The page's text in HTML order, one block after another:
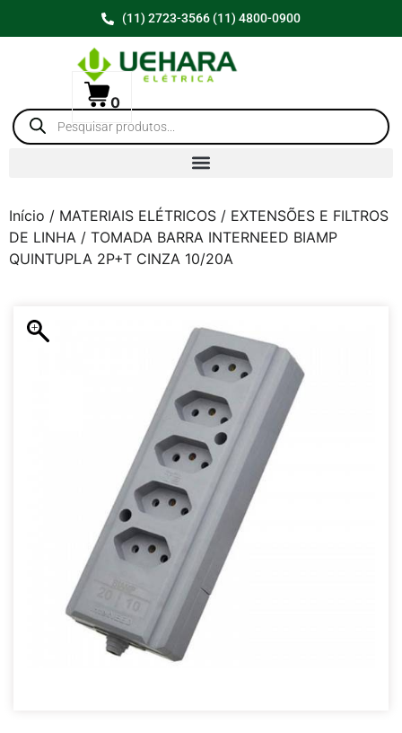
(11) 2723-3566 (11) 4800-0900
0
Início / MATERIAIS ELÉTRICOS / EXTENSÕES E FILTROS
DE LINHA / TOMADA BARRA INTERNEED BIAMP
QUINTUPLA 2P+T CINZA 10/20A